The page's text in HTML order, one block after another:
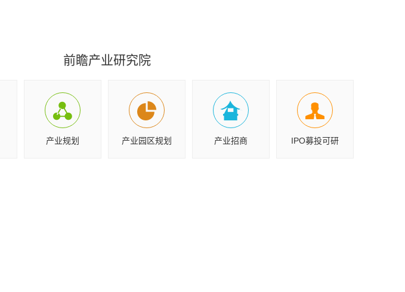
前瞻产业研究院
产业规划 产业园区规划 产业招商 IPO募投可研